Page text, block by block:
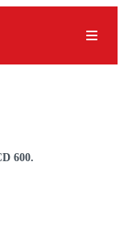
600.